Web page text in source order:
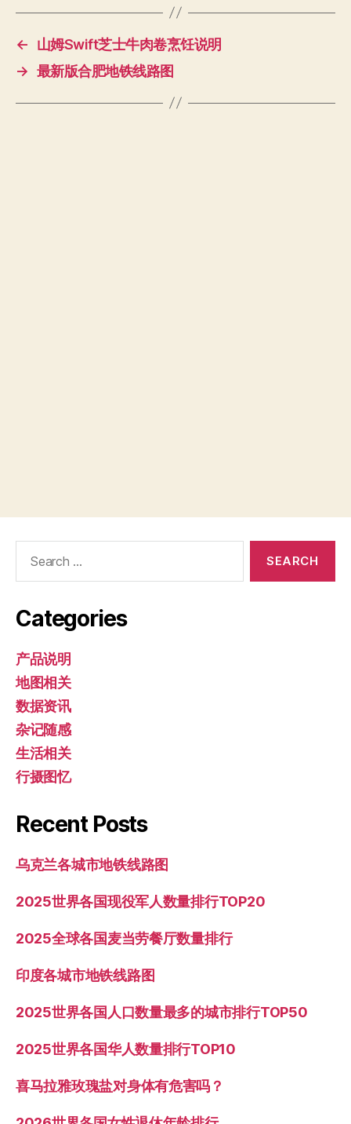
←
山姆Swift芝士牛肉卷烹饪说明
→ 最新版合肥地铁线路图
Categories
产品说明
地图相关
数据资讯
杂记随感
生活相关
行摄图忆
Recent Posts
乌克兰各城市地铁线路图
2025世界各国现役军人数量排行TOP20
2025全球各国麦当劳餐厅数量排行
印度各城市地铁线路图
2025世界各国人口数量最多的城市排行TOP50
2025世界各国华人数量排行TOP10
喜马拉雅玫瑰盐对身体有危害吗？